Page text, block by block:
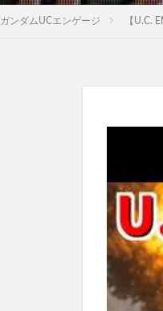
ガンダムUCエンゲージ 【U.C.